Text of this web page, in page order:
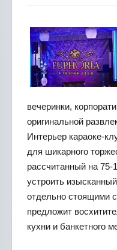
вечеринки,
оригинальной
Интерьер караоке-
для шикарного
рассчитанный на 75-
устроить
отдельно стоящими
предложит
кухни и банкетного